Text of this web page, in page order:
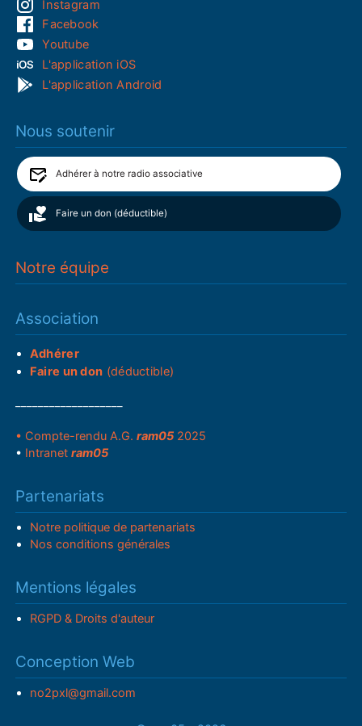
Instagram
Facebook
Youtube
L'application iOS
L'application Android
Nous soutenir
Adhérer à notre radio associative
Faire un don (déductible)
Notre équipe
Association
Adhérer
Faire un don (déductible)
• Compte-rendu A.G.ram05 2025
• Intranetram05
Partenariats
Notre politique de partenariats
Nos conditions générales
Mentions légales
RGPD & Droits d'auteur
Conception Web
no2pxl@gmail.com